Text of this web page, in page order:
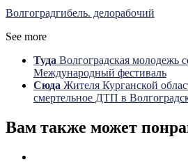
Волгоградгибель. делорабочий
See more
Туда Волгоградская молодежь
Международный фестиваль
Сюда Жителя Курганской
смертельное ДТП в
Вам также может